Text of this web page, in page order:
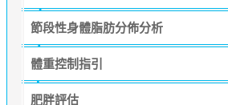
節段性身體脂肪分佈分析
體重控制指引
肥胖評估